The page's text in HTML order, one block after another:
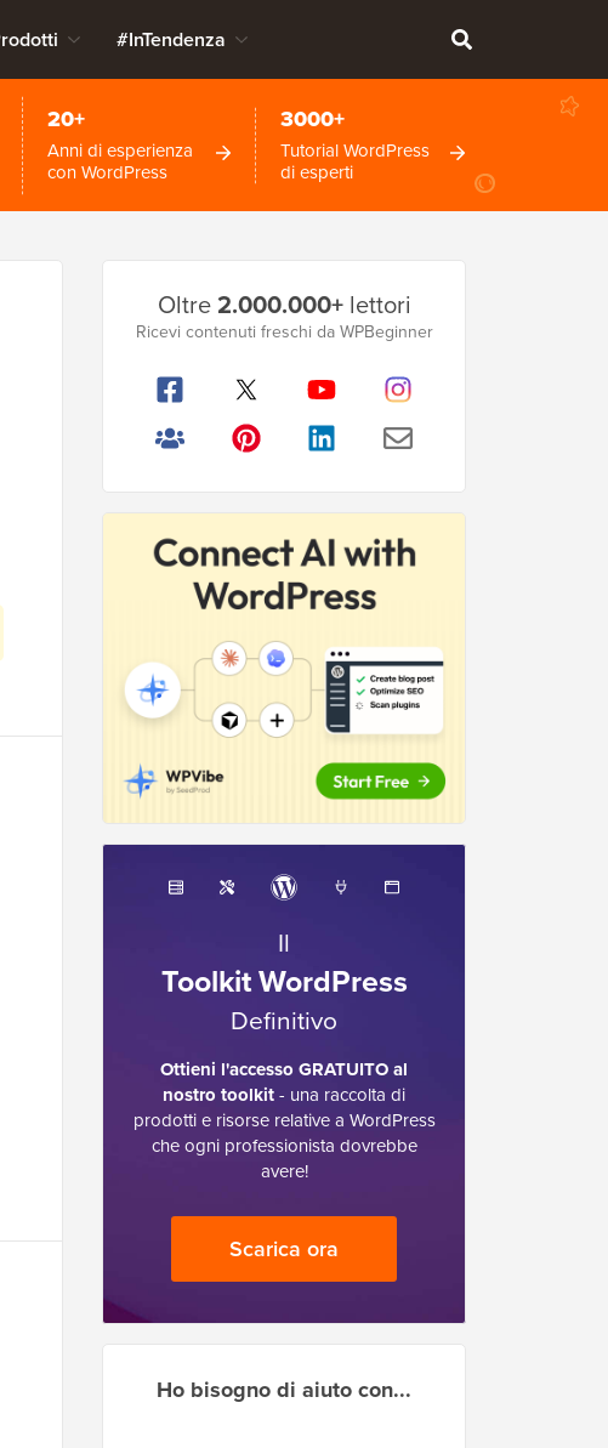
#InTendenza
20+
Anni di esperienza
con WordPress
3000+
Tutorial WordPress
di esperti
laterale
principale
Oltre2.000.000+lettori
Ricevi contenuti freschi da WPBeginner
Il
Toolkit WordPress
Definitivo
Ottieni l'accesso GRATUITO al
nostro toolkit- una raccolta di
prodotti e risorse relative a WordPress
che ogni professionista dovrebbe
avere!
Scarica ora
Ho bisogno di aiuto con...